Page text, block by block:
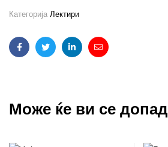
Категорија Лектири
FacebookTwitterLinkedinEmail
Може ќе ви се